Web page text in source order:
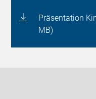
Präsentation
MB)